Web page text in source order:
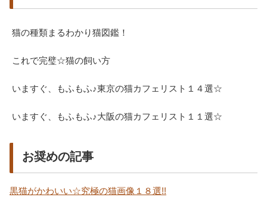
猫の種類まるわかり猫図鑑！
これで完璧☆猫の飼い方
いますぐ、もふもふ♪東京の猫カフェリスト１４選☆
いますぐ、もふもふ♪大阪の猫カフェリスト１１選☆
お奨めの記事
黒猫がかわいい☆究極の猫画像１８選!!